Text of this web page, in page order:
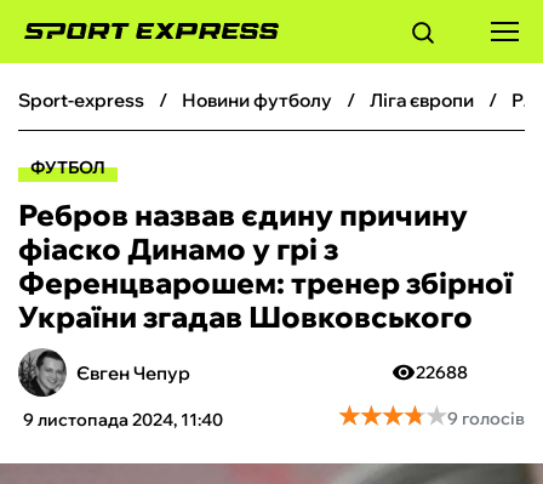
ФУТБОЛ
БОКС
ХОКЕЙ
ТЕНІС
КІБЕРСПОРТ
sport-express новини футболу ліга європи Ребров назвав єдину причину фіаско Динамо у грі з Ференцварошем: тренер збірної України згадав Шовковського
ФУТБОЛ
Ребров назвав єдину причину
фіаско Динамо у грі з
Ференцварошем: тренер збірної
України згадав Шовковського
Євген Чепур
9 листопада 2024, 11:40
22688
★★★★★
★★★★★9 голосів